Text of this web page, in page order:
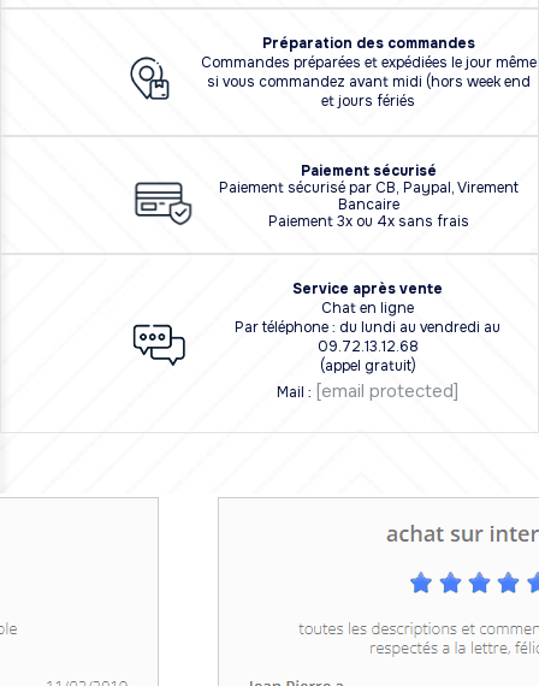
Préparation des commandes
Commandes préparées et expédiées le jour même
si vous commandez avant midi (hors week end
et jours fériés
Paiement sécurisé
Paiement sécurisé par CB, Paypal, Virement
Bancaire
Paiement 3x ou 4x sans frais
Service après vente
Chat en ligne
Par téléphone : du lundi au vendredi au
09.72.13.12.68
(appel gratuit)
Mail : [email protected]